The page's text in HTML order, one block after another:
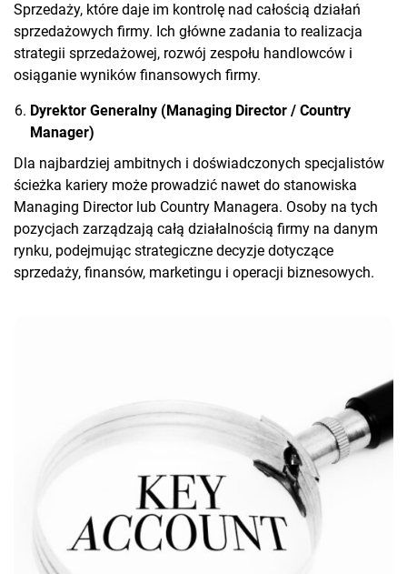
Sprzedaży, które daje im kontrolę nad całością działań
sprzedażowych firmy. Ich główne zadania to realizacja
strategii sprzedażowej, rozwój zespołu handlowców i
osiąganie wyników finansowych firmy.
Dyrektor Generalny (Managing Director / Country
Manager)
Dla najbardziej ambitnych i doświadczonych specjalistów
ścieżka kariery może prowadzić nawet do stanowiska
Managing Director lub Country Managera. Osoby na tych
pozycjach zarządzają całą działalnością firmy na danym
rynku, podejmując strategiczne decyzje dotyczące
sprzedaży, finansów, marketingu i operacji biznesowych.